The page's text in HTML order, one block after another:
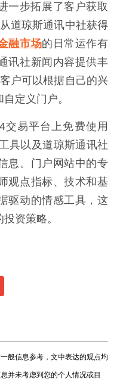
一步拓展了客户获取
道琼斯通讯中社获得
融市场的日常运作有
讯社新闻内容提供丰
户可以根据自己的兴
定义门户。
交易平台上免费使用
具以及道琼斯通讯社
息。门户网站中的专
观点指标、技术和基
驱动的情感工具，这
资策略。
般信息参考，文中表达的观点均
并未考虑到您的个人情况或目